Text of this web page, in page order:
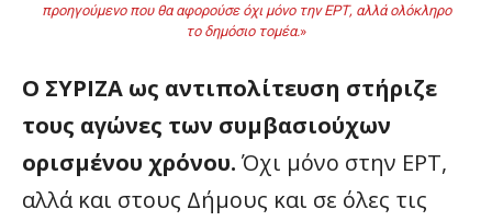
προηγούμενο που θα αφορούσε όχι μόνο την ΕΡΤ, αλλά ολόκληρο
το δημόσιο τομέα.»
Ο ΣΥΡΙΖΑ ως αντιπολίτευση στήριζε
τους αγώνες των συμβασιούχων
ορισμένου χρόνου. Όχι μόνο στην ΕΡΤ,
αλλά και στους Δήμους και σε όλες τις